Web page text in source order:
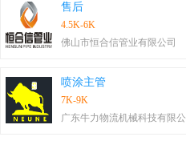
售后
4.5K-6K
佛山市恒合信管业有限公司
喷涂主管
7K-9K
广东牛力物流机械科技有限公